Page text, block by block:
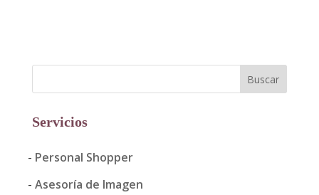
Servicios
Personal Shopper
Asesoría de Imagen